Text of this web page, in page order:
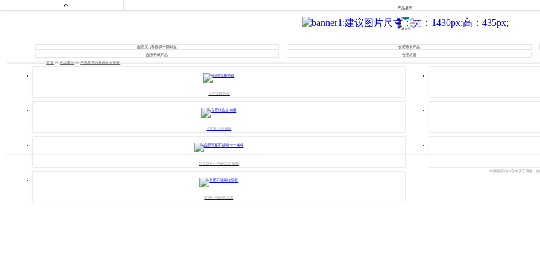

产品展示
合肥压力容器设计及制造 合肥蒸发产品
合肥干燥产品 合肥塔器
首页 >> 产品展示 >>合肥压力容器设计及制造
合肥钛换热器
合肥钛合金储罐
合肥双相不锈钢2205储罐
合肥不锈钢结晶器
本网站部分内容来源于网络，